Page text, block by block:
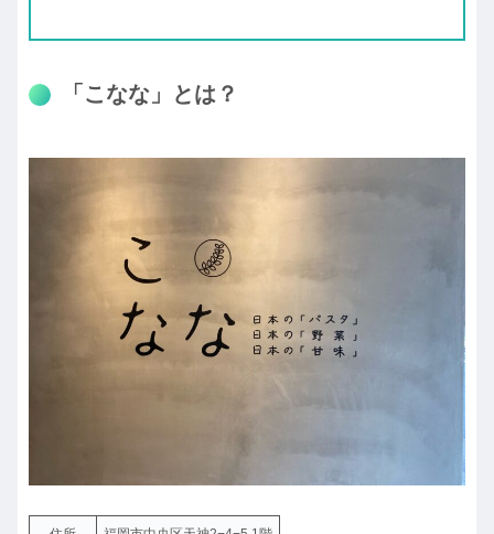
「こなな」とは？